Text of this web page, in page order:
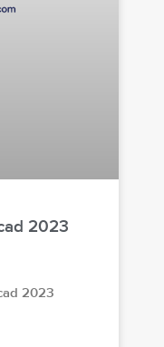
2023
2023